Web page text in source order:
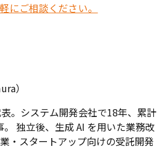
にご相談ください。
）
。システム開発会社で18年、累計
独立後、生成 AI を用いた業務改
・スタートアップ向けの受託開発